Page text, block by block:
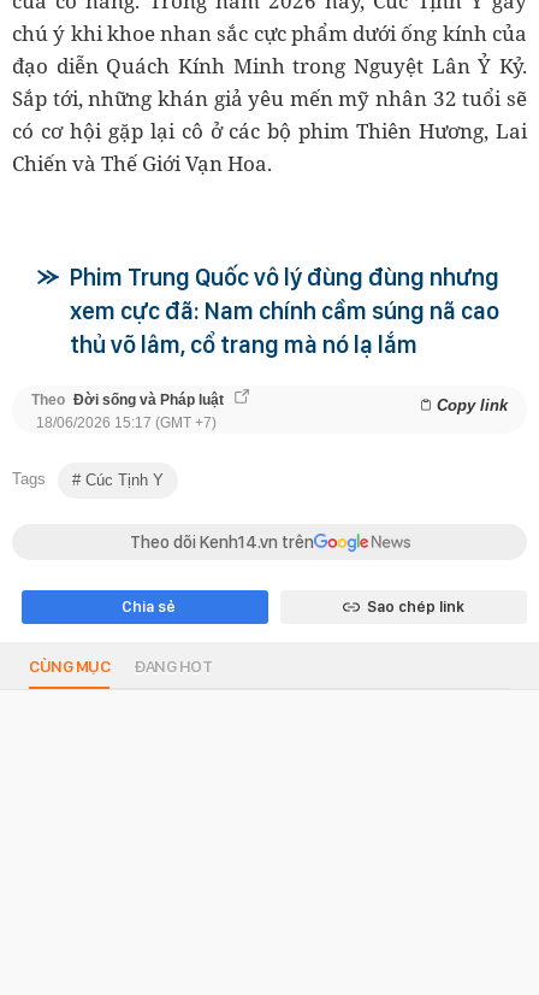
chú ý khi khoe nhan sắc cực phẩm dưới ống kính của
đạo diễn Quách Kính Minh trong Nguyệt Lân Ỷ Kỷ.
Sắp tới, những khán giả yêu mến mỹ nhân 32 tuổi sẽ
có cơ hội gặp lại cô ở các bộ phim Thiên Hương, Lai
Chiến và Thế Giới Vạn Hoa.
Phim Trung Quốc vô lý đùng đùng nhưng
xem cực đã: Nam chính cầm súng nã cao
thủ võ lâm, cổ trang mà nó lạ lắm
Theo Đời sống và Pháp luật Copy link
18/06/2026 15:17 (GMT +7)
Tags Cúc Tịnh Y
Theo dõi Kenh14.vn trên
Chia sẻ Sao chép link
CÙNG MỤC ĐANG HOT